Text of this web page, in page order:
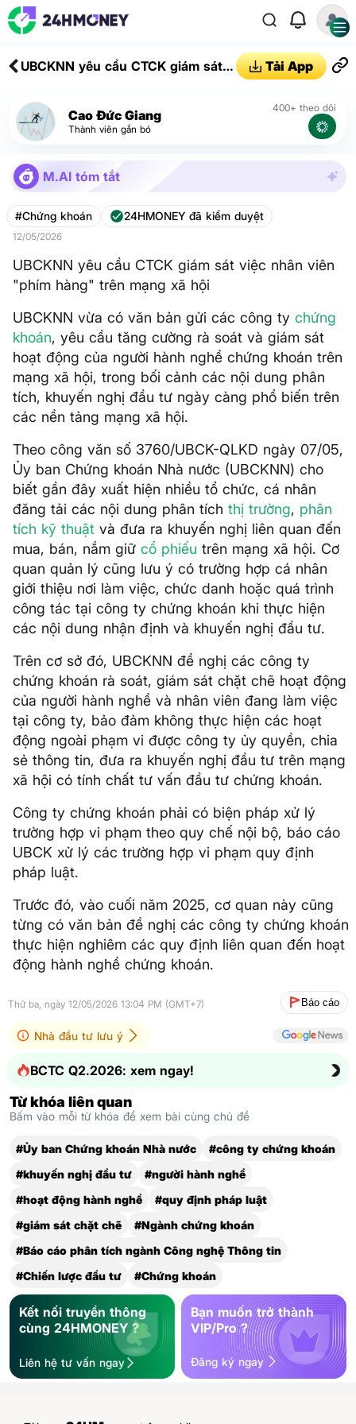
UBCKNN yêu cầu CTCK giám sát
mạng xã hội
Tải App
Cao Đức Giang
Thành viên gắn bó
400+ theo dõi
M.AI tóm tắt
#Chứng khoán 24HMONEY đã kiểm duyệt
12/05/2026
UBCKNN yêu cầu CTCK giám sát việc nhân viên
"phím hàng" trên mạng xã hội
UBCKNN vừa có văn bản gửi các công ty chứng
khoán, yêu cầu tăng cường rà soát và giám sát
hoạt động của người hành nghề chứng khoán trên
mạng xã hội, trong bối cảnh các nội dung phân
tích, khuyến nghị đầu tư ngày càng phổ biến trên
các nền tảng mạng xã hội.
Theo công văn số 3760/UBCK-QLKD ngày 07/05,
Ủy ban Chứng khoán Nhà nước (UBCKNN) cho
biết gần đây xuất hiện nhiều tổ chức, cá nhân
đăng tải các nội dung phân tích thị trường, phân
tích kỹ thuật và đưa ra khuyến nghị liên quan đến
mua, bán, nắm giữ cổ phiếu trên mạng xã hội. Cơ
quan quản lý cũng lưu ý có trường hợp cá nhân
giới thiệu nơi làm việc, chức danh hoặc quá trình
công tác tại công ty chứng khoán khi thực hiện
các nội dung nhận định và khuyến nghị đầu tư.
Trên cơ sở đó, UBCKNN đề nghị các công ty
chứng khoán rà soát, giám sát chặt chẽ hoạt động
của người hành nghề và nhân viên đang làm việc
tại công ty, bảo đảm không thực hiện các hoạt
động ngoài phạm vi được công ty ủy quyền, chia
sẻ thông tin, đưa ra khuyến nghị đầu tư trên mạng
xã hội có tính chất tư vấn đầu tư chứng khoán.
Công ty chứng khoán phải có biện pháp xử lý
trường hợp vi phạm theo quy chế nội bộ, báo cáo
UBCK xử lý các trường hợp vi phạm quy định
pháp luật.
Trước đó, vào cuối năm 2025, cơ quan này cũng
từng có văn bản đề nghị các công ty chứng khoán
thực hiện nghiêm các quy định liên quan đến hoạt
động hành nghề chứng khoán.
Thứ ba, ngày 12/05/2026 13:04 PM (GMT+7) Báo cáo
Nhà đầu tư lưu ý
BCTC Q2.2026: xem ngay!
Từ khóa liên quan
Bấm vào mỗi từ khóa để xem bài cùng chủ đề
#Ủy ban Chứng khoán Nhà nước
#công ty chứng khoán
#khuyến nghị đầu tư
#người hành nghề
#hoạt động hành nghề
#quy định pháp luật
#giám sát chặt chẽ
#Ngành chứng khoán
#Báo cáo phân tích ngành Công nghệ Thông tin
#Chiến lược đầu tư
#Chứng khoán
Kết nối truyền thông
cùng 24HMONEY ?
Liên hệ tư vấn ngay
Bạn muốn trở thành
VIP/Pro ?
Đăng ký ngay